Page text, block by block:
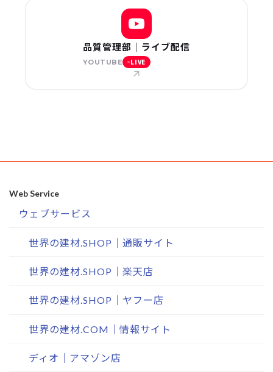
品質管理部｜ライブ配信
YOUTUBE LIVE
Web Service
ウェブサービス
世界の建材.SHOP｜通販サイト
世界の建材.SHOP｜楽天店
世界の建材.SHOP｜ヤフー店
世界の建材.COM｜情報サイト
ディオ｜アマゾン店